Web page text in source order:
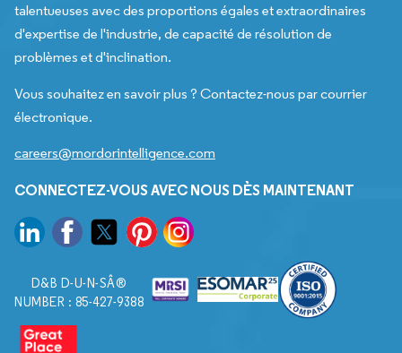
talentueuses avec des proportions égales et extraordinaires
d'expertise de l'industrie, de capacité de résolution de
problèmes et d'inclination.
Vous souhaitez en savoir plus ? Contactez-nous par courrier
électronique.
careers@mordorintelligence.com
CONNECTEZ-VOUS AVEC NOUS DÈS MAINTENANT
D&B D-U-N-SÂ®
NUMBER : 85-427-9388